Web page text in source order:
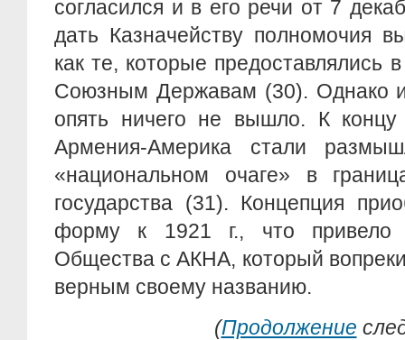
согласился и в его речи от 7
дать Казначейству полномочия
как те, которые предоставлялись
Союзным Державам (30). Однако
опять ничего не вышло. К
Армения-Америка стали
«национальном очаге» в
гоcударства (31). Концепция
форму к 1921 г., что привело
Общества с АКНА, который
верным своему названию.
(Продолжение